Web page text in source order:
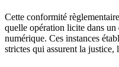
Cette conformité
quelle opération licite dans
numérique. Ces instances
strictes qui assurent la justice,